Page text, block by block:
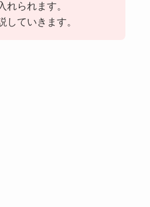
れられます。
していきます。